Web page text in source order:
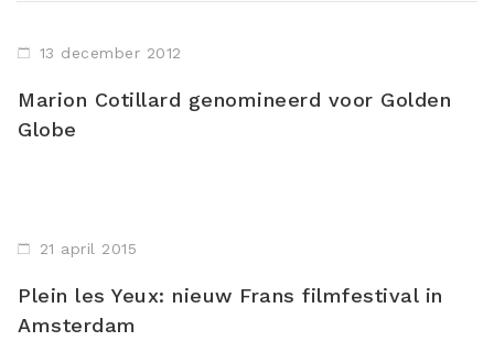
13 december 2012
Marion Cotillard genomineerd voor Golden
Globe
21 april 2015
Plein les Yeux: nieuw Frans filmfestival in
Amsterdam